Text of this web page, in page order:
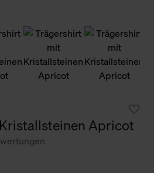
Apricot